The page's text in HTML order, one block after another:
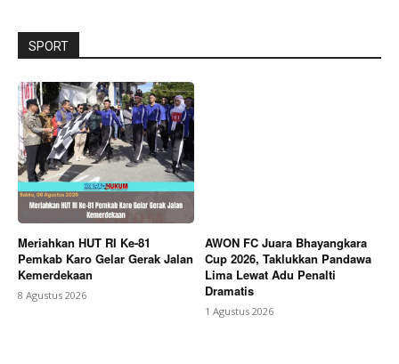
SPORT
Meriahkan HUT RI Ke-81
Pemkab Karo Gelar Gerak Jalan
Kemerdekaan
8 Agustus 2026
AWON FC Juara Bhayangkara
Cup 2026, Taklukkan Pandawa
Lima Lewat Adu Penalti
Dramatis
1 Agustus 2026